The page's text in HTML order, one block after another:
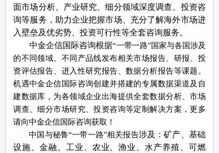
面市场分析、产业研究、细分领域深度调查、投资咨
询等服务，助力企业把握市场、充分了解海外市场进
入壁垒及优劣势、投资可行性等全套咨询服务。
中金企信国际咨询根据“一带一路”国家与各国涉及
的不同领域、不同产品线发布相关市场报告、研报、投
资评估报告、进入性研究报告、数据分析报告等课题。
机遇中金企信国际咨询创建并搭建的专属数据渠道及自
建数据库，为各领域企业出海提供全套数据分析、市场
调查、细分市场研究、投资咨询等定制解决方案，更多
请向中金企信国际咨询获取！
中国与秘鲁“一带一路”相关报告涉及：矿产、基础
设施、金融、工业、农业、渔业、水产养殖、可燃